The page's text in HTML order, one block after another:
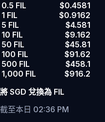
0.5 FIL
$0.4581
1 FIL
$0.9162
5 FIL
$4.581
10 FIL
$9.162
50 FIL
$45.81
100 FIL
$91.62
500 FIL
$458.1
1,000 FIL
$916.2
將 SGD 兌換為 FIL
截至本日 02:36 PM